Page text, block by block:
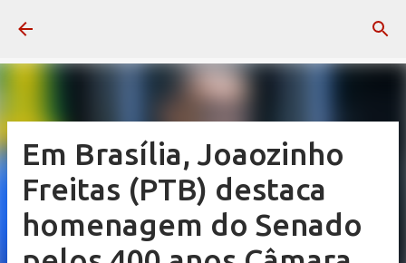
Em Brasília, Joaozinho
Freitas (PTB) destaca
homenagem do Senado